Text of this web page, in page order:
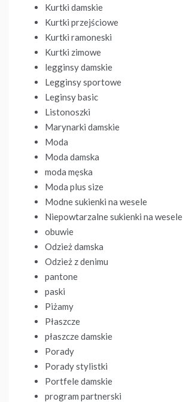
Kurtki damskie
Kurtki przejściowe
Kurtki ramoneski
Kurtki zimowe
legginsy damskie
Legginsy sportowe
Leginsy basic
Listonoszki
Marynarki damskie
Moda
Moda damska
moda męska
Moda plus size
Modne sukienki na wesele
Niepowtarzalne sukienki na wesele
obuwie
Odzież damska
Odzież z denimu
pantone
paski
Piżamy
Płaszcze
płaszcze damskie
Porady
Porady stylistki
Portfele damskie
program partnerski